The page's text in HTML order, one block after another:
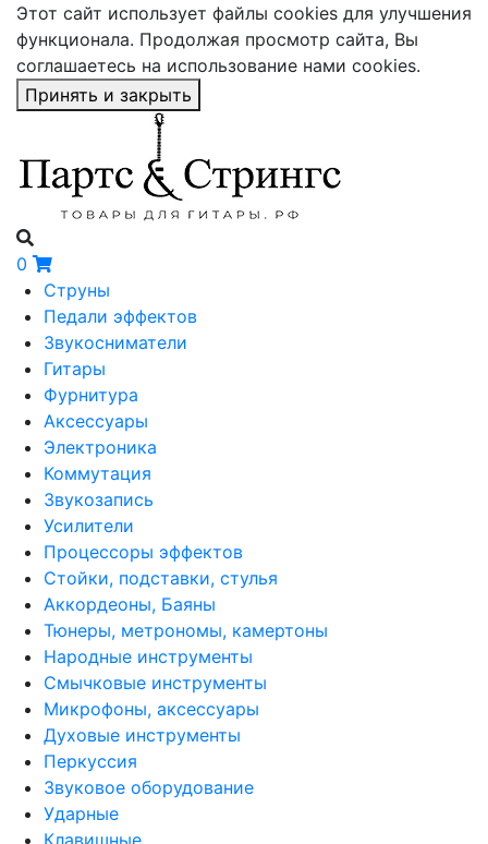
Этот сайт использует файлы cookies для улучшения
функционала. Продолжая просмотр сайта, Вы
соглашаетесь на использование нами cookies.
Принять и закрыть
0
Струны
Педали эффектов
Звукосниматели
Гитары
Фурнитура
Аксессуары
Электроника
Коммутация
Звукозапись
Усилители
Процессоры эффектов
Стойки, подставки, стулья
Аккордеоны, Баяны
Тюнеры, метрономы, камертоны
Народные инструменты
Смычковые инструменты
Микрофоны, аксессуары
Духовые инструменты
Перкуссия
Звуковое оборудование
Ударные
Клавишные